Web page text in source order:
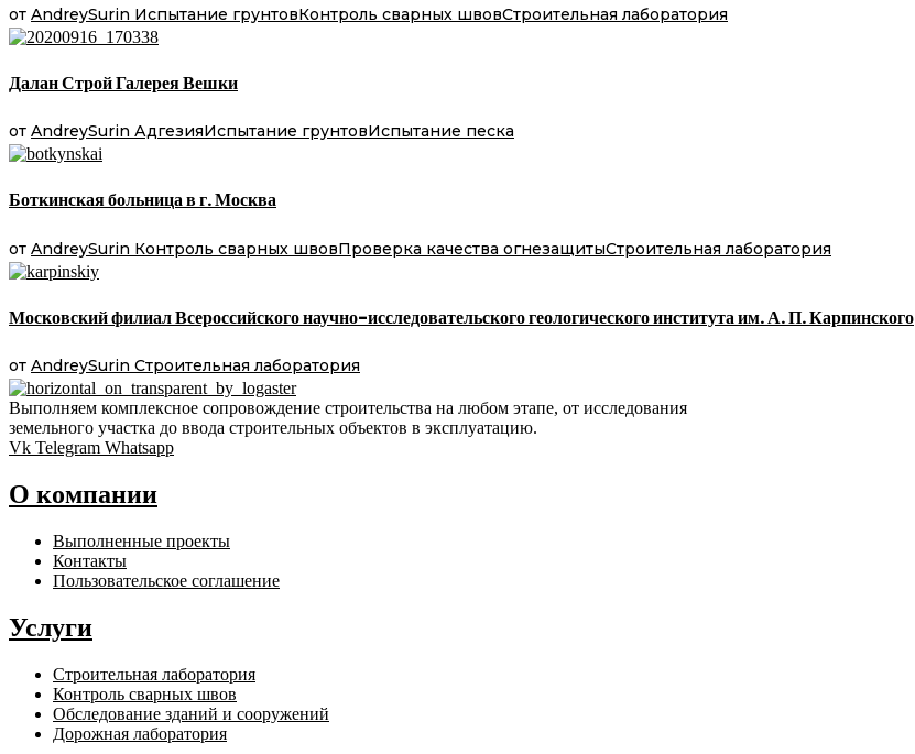
от AndreySurin Испытание грунтовКонтроль сварных швовСтроительная лаборатория
Далан Строй Галерея Вешки
от AndreySurin АдгезияИспытание грунтовИспытание песка
Боткинская больница в г. Москва
от AndreySurin Контроль сварных швовПроверка качества огнезащитыСтроительная лаборатория
Московский филиал Всероссийского научно-исследовательского геологического института им. А. П. Карпинского
от AndreySurin Строительная лаборатория
Выполняем комплексное сопровождение строительства на любом этапе, от исследования
земельного участка до ввода строительных объектов в эксплуатацию.
Vk Telegram Whatsapp
О компании
Выполненные проекты
Контакты
Пользовательское соглашение
Услуги
Строительная лаборатория
Контроль сварных швов
Обследование зданий и сооружений
Дорожная лаборатория